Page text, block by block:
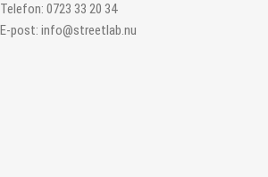
Telefon: 0723 33 20 34
E-post: info@streetlab.nu